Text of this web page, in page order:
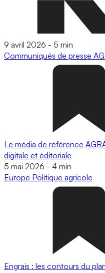
9 avril 2026 - 5 min
Communiqués de presse
Le média de référence
digitale et éditoriale
5 mai 2026 - 4 min
Europe Politique agricole
Engrais : les contours du